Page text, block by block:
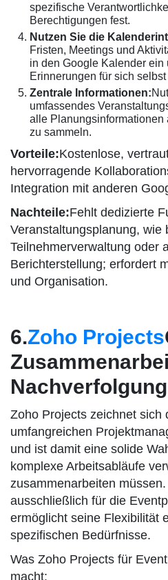
spezifische
Berechtigungen fest.
Nutzen Sie die
Fristen, Meetings und
in den Google Kalender ein
Erinnerungen für sich
Zentrale Informationen:
umfassendes
alle Planungsinformationen
zu sammeln.
Vorteile:Kostenlose,
hervorragende
Integration mit anderen
Nachteile:Fehlt dedizierte
Veranstaltungsplanung, wie
Teilnehmerverwaltung oder
Berichterstellung; erfordert
und Organisation.
6.Zoho Projects
Nachverfolgung
Zoho Projects zeichnet sich
umfangreichen
und ist damit eine solide
komplexe Arbeitsabläufe
zusammenarbeiten
ausschließlich für die
ermöglicht seine Flexibilität
spezifischen Bedürfnisse.
Was Zoho Projects für
macht: